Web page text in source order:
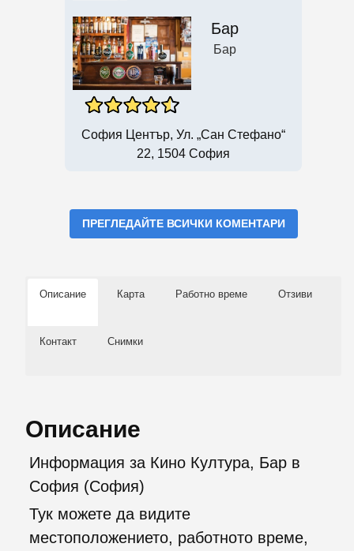
Бар
Бар
София Център, Ул. „Сан Стефано“
22, 1504 София
ПРЕГЛЕДАЙТЕ ВСИЧКИ КОМЕНТАРИ
Описание Карта Работно време Отзиви
Контакт Снимки
Описание
Информация за Кино Култура, Бар в
София (София)
Тук можете да видите
местоположението, работното време,